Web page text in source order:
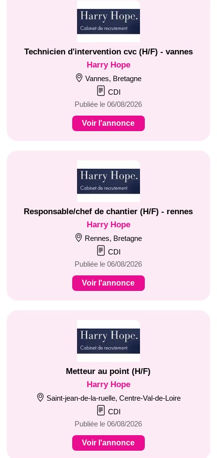
Technicien d'intervention cvc (H/F) - vannes
Harry Hope
Vannes, Bretagne
CDI
Publiée le 06/08/2026
Voir l'annonce
Responsable/chef de chantier (H/F) - rennes
Harry Hope
Rennes, Bretagne
CDI
Publiée le 06/08/2026
Voir l'annonce
Metteur au point (H/F)
Harry Hope
Saint-jean-de-la-ruelle, Centre-Val-de-Loire
CDI
Publiée le 06/08/2026
Voir l'annonce